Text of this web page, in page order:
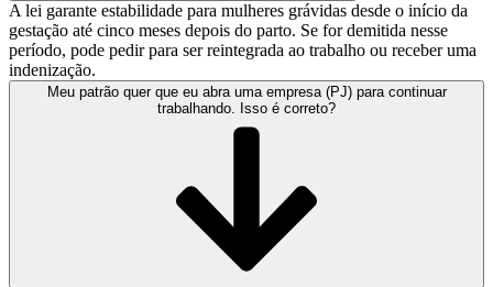
A lei garante estabilidade para mulheres grávidas desde o início da
gestação até cinco meses depois do parto. Se for demitida nesse
período, pode pedir para ser reintegrada ao trabalho ou receber uma
indenização.
Meu patrão quer que eu abra uma empresa (PJ) para continuar
trabalhando. Isso é correto?